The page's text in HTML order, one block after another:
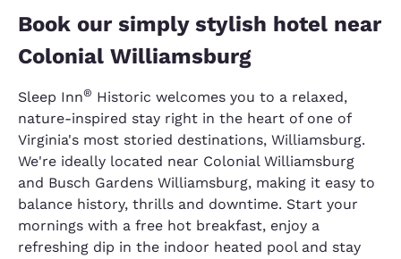
Book our simply stylish hotel near
Colonial Williamsburg
Sleep Inn® Historic welcomes you to a relaxed,
nature-inspired stay right in the heart of one of
Virginia's most storied destinations, Williamsburg.
We're ideally located near Colonial Williamsburg
and Busch Gardens Williamsburg, making it easy to
balance history, thrills and downtime. Start your
mornings with a free hot breakfast, enjoy a
refreshing dip in the indoor heated pool and stay